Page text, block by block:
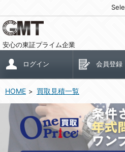
安心の東証プライム企業
ログイン 会員登録
HOME 買取見積一覧